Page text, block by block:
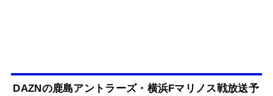
DAZNの鹿島アントラーズ・横浜Fマリノス戦放送予